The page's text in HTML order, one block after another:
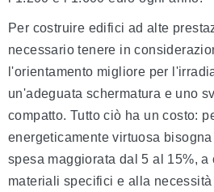
Per costruire edifici ad alte
necessario tenere in
l'orientamento migliore per
un'adeguata schermatura e uno
compatto. Tutto ciò ha un costo:
energeticamente virtuosa
spesa maggiorata dal 5 al 15%,
materiali specifici e alla